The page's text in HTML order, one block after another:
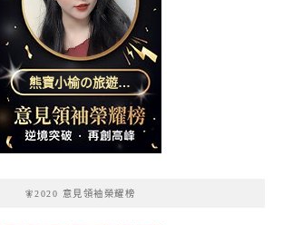
熊寶小榆の旅遊日
記
🧚2020 意見領袖榮耀榜